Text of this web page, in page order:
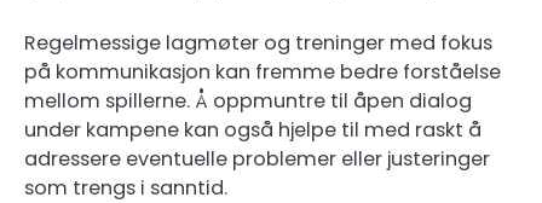
Regelmessige lagmøter og treninger med fokus
på kommunikasjon kan fremme bedre forståelse
mellom spillerne. Å oppmuntre til åpen dialog
under kampene kan også hjelpe til med raskt å
adressere eventuelle problemer eller justeringer
som trengs i sanntid.